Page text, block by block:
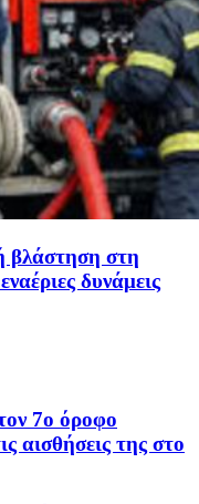
βλάστηση στη
δυνάμεις
7ο όροφο
αισθήσεις της στο